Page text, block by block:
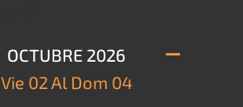
OCTUBRE 2026
Vie 02 Al Dom 04